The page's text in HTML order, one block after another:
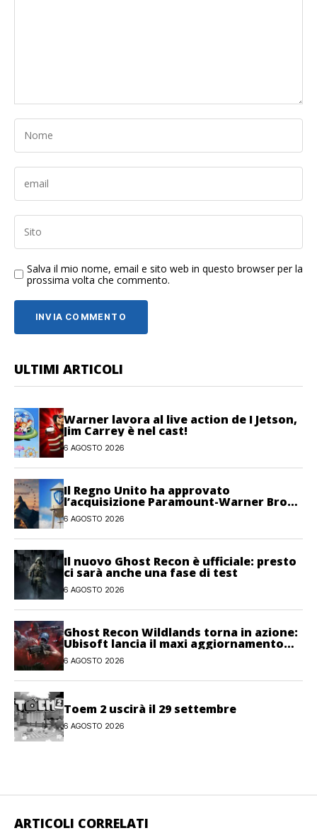
Salva il mio nome, email e sito web in questo browser per la
prossima volta che commento.
ULTIMI ARTICOLI
Warner lavora al live action de I Jetson,
Jim Carrey è nel cast!
6 AGOSTO 2026
Il Regno Unito ha approvato
l’acquisizione Paramount-Warner Bros
Discovery
6 AGOSTO 2026
Il nuovo Ghost Recon è ufficiale: presto
ci sarà anche una fase di test
6 AGOSTO 2026
Ghost Recon Wildlands torna in azione:
Ubisoft lancia il maxi aggiornamento
gratuito Last Rites
6 AGOSTO 2026
Toem 2 uscirà il 29 settembre
6 AGOSTO 2026
ARTICOLI CORRELATI